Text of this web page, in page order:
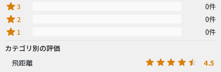
star3 0件
star 2 0件
star 1
0件
カテゴリ別の評価
飛距離
4.5